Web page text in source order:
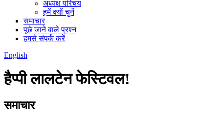
अध्यक्ष परिचय
हमें क्यों चुनें
समाचार
पूछे जाने वाले प्रश्न
हमसे संपर्क करें
English
हैप्पी लालटेन फेस्टिवल!
समाचार